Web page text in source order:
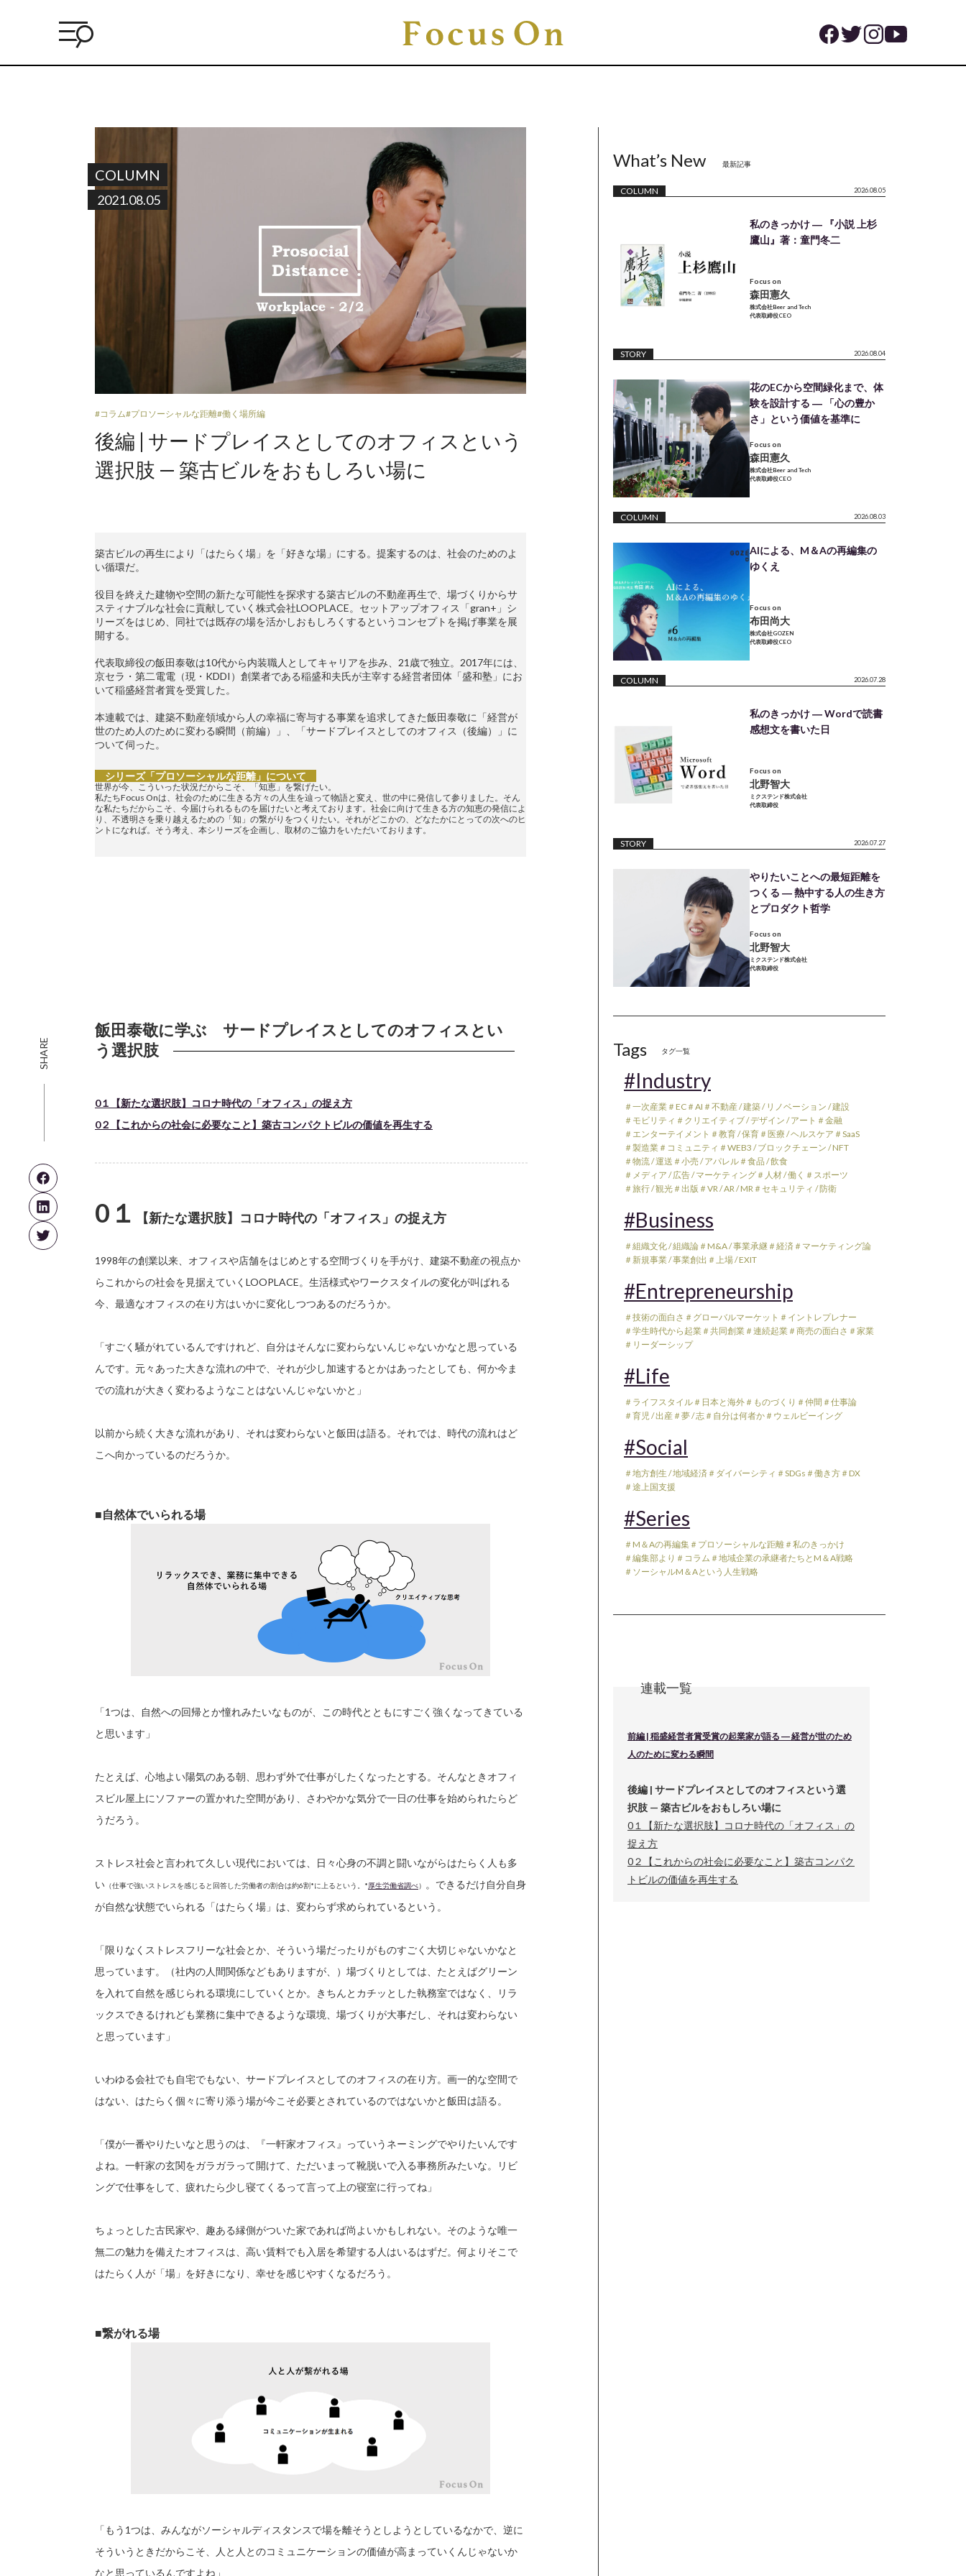
COLUMN
2021.08.05
#コラム#プロソーシャルな距離#働く場所編
後編 | サードプレイスとしてのオフィスという
選択肢 — 築古ビルをおもしろい場に
築古ビルの再生により「はたらく場」を「好きな場」にする。提案するのは、社会のためのよ
い循環だ。
役目を終えた建物や空間の新たな可能性を探求する築古ビルの不動産再生で、場づくりからサ
スティナブルな社会に貢献していく株式会社LOOPLACE。セットアップオフィス「gran+」シ
リーズをはじめ、同社では既存の場を活かしおもしろくするというコンセプトを掲げ事業を展
開する。
代表取締役の飯田泰敬は10代から内装職人としてキャリアを歩み、21歳で独立。2017年には、
京セラ・第二電電（現・KDDI）創業者である稲盛和夫氏が主宰する経営者団体「盛和塾」にお
いて稲盛経営者賞を受賞した。
本連載では、建築不動産領域から人の幸福に寄与する事業を追求してきた飯田泰敬に「経営が
世のため人のために変わる瞬間（前編）」、「サードプレイスとしてのオフィス（後編）」に
ついて伺った。
シリーズ「プロソーシャルな距離」について
世界が今、こういった状況だからこそ、「知恵」を繋げたい。
私たちFocus Onは、社会のために生きる方々の人生を辿って物語と変え、世の中に発信して参りました。そん
な私たちだからこそ、今届けられるものを届けたいと考えております。社会に向けて生きる方の知恵の発信によ
り、不透明さを乗り越えるための「知」の繋がりをつくりたい。それがどこかの、どなたかにとっての次へのヒ
ントになれば。そう考え、本シリーズを企画し、取材のご協力をいただいております。
飯田泰敬に学ぶ サードプレイスとしてのオフィスとい
う選択肢
0１【新たな選択肢】コロナ時代の「オフィス」の捉え方
0２【これからの社会に必要なこと】築古コンパクトビルの価値を再生する
0１ 【新たな選択肢】コロナ時代の「オフィス」の捉え方
1998年の創業以来、オフィスや店舗をはじめとする空間づくりを手がけ、建築不動産の視点か
らこれからの社会を見据えていくLOOPLACE。生活様式やワークスタイルの変化が叫ばれる
今、最適なオフィスの在り方はいかに変化しつつあるのだろうか。
「すごく騒がれているんですけれど、自分はそんなに変わらないんじゃないかなと思っている
んです。元々あった大きな流れの中で、それが少し加速するとかはあったとしても、何か今ま
での流れが大きく変わるようなことはないんじゃないかと」
以前から続く大きな流れがあり、それは変わらないと飯田は語る。それでは、時代の流れはど
こへ向かっているのだろうか。
■自然体でいられる場
「1つは、自然への回帰とか憧れみたいなものが、この時代とともにすごく強くなってきている
と思います」
たとえば、心地よい陽気のある朝、思わず外で仕事がしたくなったとする。そんなときオフィ
スビル屋上にソファーの置かれた空間があり、さわやかな気分で一日の仕事を始められたらど
うだろう。
ストレス社会と言われて久しい現代においては、日々心身の不調と闘いながらはたらく人も多
い （仕事で強いストレスを感じると回答した労働者の割合は約6割*に上るという。*厚生労働省調べ）
。できるだけ自分自身
が自然な状態でいられる「はたらく場」は、変わらず求められているという。
「限りなくストレスフリーな社会とか、そういう場だったりがものすごく大切じゃないかなと
思っています。（社内の人間関係などもありますが、）場づくりとしては、たとえばグリーン
を入れて自然を感じられる環境にしていくとか。きちんとカチッとした執務室ではなく、リラ
ックスできるけれども業務に集中できるような環境、場づくりが大事だし、それは変わらない
と思っています」
いわゆる会社でも自宅でもない、サードプレイスとしてのオフィスの在り方。画一的な空間で
はない、はたらく個々に寄り添う場が今こそ必要とされているのではないかと飯田は語る。
「僕が一番やりたいなと思うのは、『一軒家オフィス』っていうネーミングでやりたいんです
よね。一軒家の玄関をガラガラって開けて、ただいまって靴脱いで入る事務所みたいな。リビ
ングで仕事をして、疲れたら少し寝てくるって言って上の寝室に行ってね」
ちょっとした古民家や、趣ある縁側がついた家であれば尚よいかもしれない。そのような唯一
無二の魅力を備えたオフィスは、高い賃料でも入居を希望する人はいるはずだ。何よりそこで
はたらく人が「場」を好きになり、幸せを感じやすくなるだろう。
■繋がれる場
「もう1つは、みんながソーシャルディスタンスで場を離そうとしようとしているなかで、逆に
そういうときだからこそ、人と人とのコミュニケーションの価値が高まっていくんじゃないか
なと思っているんですよね」
What’s New 最新記事
COLUMN 2026.08.05
私のきっかけ ― 『小説 上杉
鷹山』著：童門冬二
Focus on
森田憲久
株式会社Beer and Tech
代表取締役CEO
STORY 2026.08.04
花のECから空間緑化まで、体
験を設計する ― 「心の豊か
さ」という価値を基準に
Focus on
森田憲久
株式会社Beer and Tech
代表取締役CEO
COLUMN 2026.08.03
AIによる、M＆Aの再編集の
ゆくえ
Focus on
布田尚大
株式会社GOZEN
代表取締役CEO
COLUMN 2026.07.28
私のきっかけ ― Wordで読書
感想文を書いた日
Focus on
北野智大
ミクステンド株式会社
代表取締役
STORY 2026.07.27
やりたいことへの最短距離を
つくる ― 熱中する人の生き方
とプロダクト哲学
Focus on
北野智大
ミクステンド株式会社
代表取締役
Tags タグ一覧
#Industry
＃一次産業 ＃EC ＃AI ＃不動産 / 建築 / リノベーション / 建設
＃モビリティ ＃クリエイティブ / デザイン / アート ＃金融
＃エンターテイメント ＃教育 / 保育 ＃医療 / ヘルスケア ＃SaaS
＃製造業 ＃コミュニティ ＃WEB3 / ブロックチェーン / NFT
＃物流 / 運送 ＃小売 / アパレル ＃食品 / 飲食
＃メディア / 広告 / マーケティング ＃人材 / 働く ＃スポーツ
＃旅行 / 観光 ＃出版 ＃VR / AR / MR ＃セキュリティ / 防衛
#Business
＃組織文化 / 組織論 ＃M&A / 事業承継 ＃経済 ＃マーケティング論
＃新規事業 / 事業創出 ＃上場 / EXIT
#Entrepreneurship
＃技術の面白さ ＃グローバルマーケット ＃イントレプレナー
＃学生時代から起業 ＃共同創業 ＃連続起業 ＃商売の面白さ ＃家業
＃リーダーシップ
#Life
＃ライフスタイル ＃日本と海外 ＃ものづくり ＃仲間 ＃仕事論
＃育児 / 出産 ＃夢 / 志 ＃自分は何者か ＃ウェルビーイング
#Social
＃地方創生 / 地域経済 ＃ダイバーシティ ＃SDGs ＃働き方 ＃DX
＃途上国支援
#Series
＃M＆Aの再編集 ＃プロソーシャルな距離 ＃私のきっかけ
＃編集部より ＃コラム ＃地域企業の承継者たちとM＆A戦略
＃ソーシャルM＆Aという人生戦略
連載一覧
前編 | 稲盛経営者賞受賞の起業家が語る ― 経営が世のため
人のために変わる瞬間
後編 | サードプレイスとしてのオフィスという選
択肢 — 築古ビルをおもしろい場に
0１【新たな選択肢】コロナ時代の「オフィス」の
捉え方
0２【これからの社会に必要なこと】築古コンパク
トビルの価値を再生する
SHARE